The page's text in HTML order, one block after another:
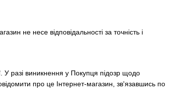
не несе відповідальності за точність і
У разі виникнення у Покупця підозр щодо
про це Інтернет-магазин, зв'язавшись по